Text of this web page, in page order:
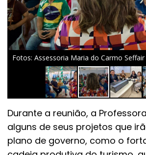
Fotos: Assessoria Maria do Carmo Seffair
Durante a reunião, a
alguns de seus projetos que
plano de governo, como o